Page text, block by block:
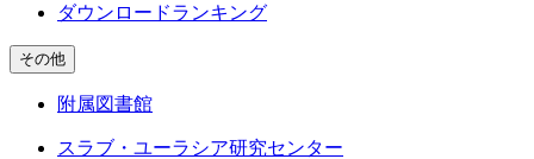
ダウンロードランキング
その他
附属図書館
スラブ・ユーラシア研究センター